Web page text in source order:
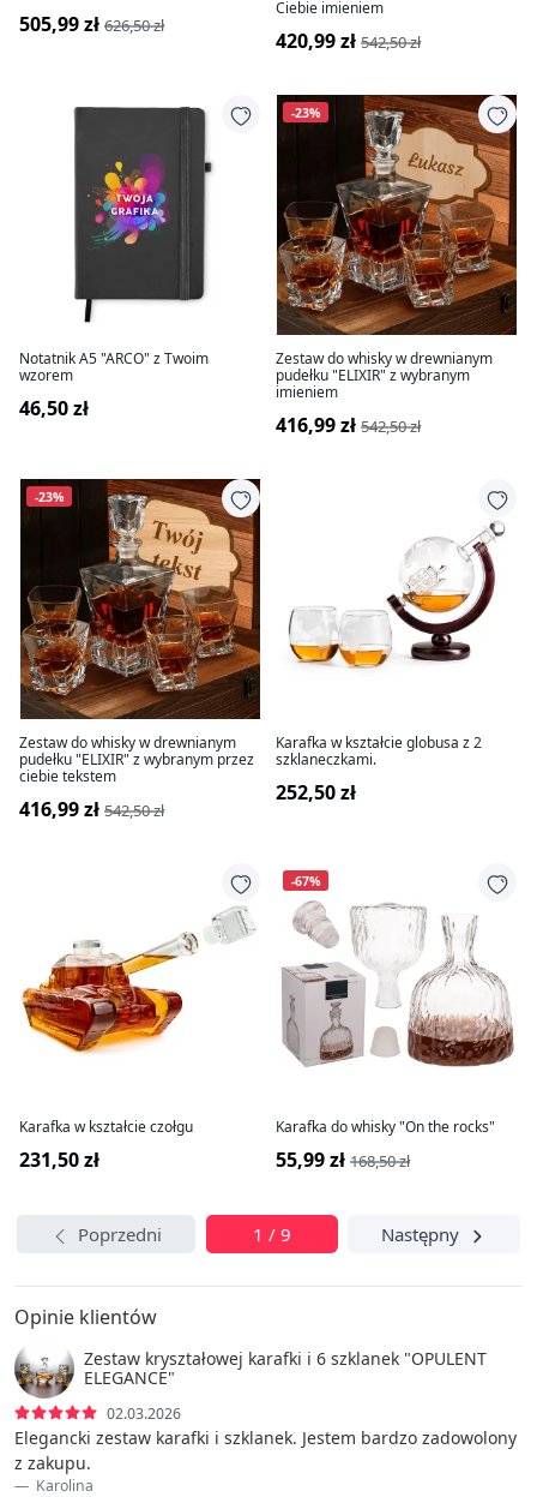
Opinie klientów
Zestaw kryształowej karafki i 6 szklanek "OPULENT
ELEGANCE"
02.03.2026
Elegancki zestaw karafki i szklanek. Jestem bardzo zadowolony
z zakupu.
Karolina
505,99 zł 626,50 zł
Ciebie imieniem
420,99 zł 542,50 zł
Notatnik A5 "ARCO" z Twoim
wzorem
46,50 zł
-23%
Zestaw do whisky w drewnianym
pudełku "ELIXIR" z wybranym
imieniem
416,99 zł 542,50 zł
-23%
Zestaw do whisky w drewnianym
pudełku "ELIXIR" z wybranym przez
ciebie tekstem
416,99 zł 542,50 zł
Karafka w kształcie globusa z 2
szklaneczkami.
252,50 zł
Karafka w kształcie czołgu
231,50 zł
-67%
Karafka do whisky "On the rocks"
55,99 zł 168,50 zł
Poprzedni 1 / 9 Następny